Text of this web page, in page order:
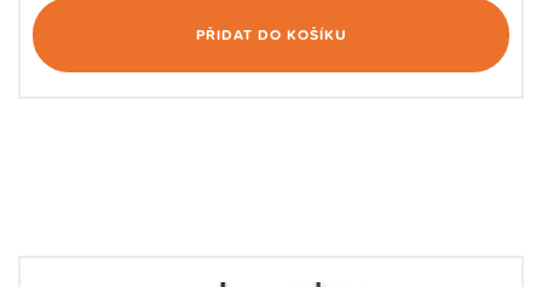
PŘIDAT DO KOŠÍKU